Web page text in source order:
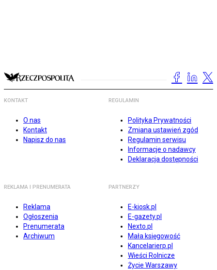
KONTAKT
O nas
Kontakt
Napisz do nas
REGULAMIN
Polityka Prywatności
Zmiana ustawień zgód
Regulamin serwisu
Informacje o nadawcy
Deklaracja dostępności
REKLAMA I PRENUMERATA
Reklama
Ogłoszenia
Prenumerata
Archiwum
PARTNERZY
E-kiosk.pl
E-gazety.pl
Nexto.pl
Mała księgowość
Kancelarierp.pl
Wieści Rolnicze
Życie Warszawy